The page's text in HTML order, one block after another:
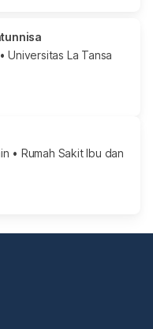
Universitas La Tansa
• Rumah Sakit Ibu dan